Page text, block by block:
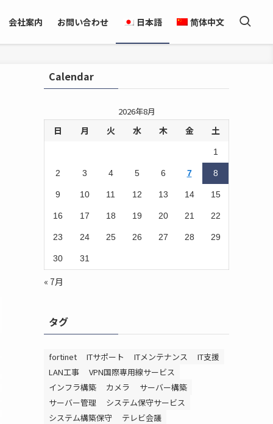
会社案内 お問い合わせ 日本語 简体中文
Calendar
2026年8月
日 月 火 水 木 金 土
1
2 3 4 5 6 7 8
9 10 11 12 13 14 15
16 17 18 19 20 21 22
23 24 25 26 27 28 29
30 31
« 7月
タグ
fortinet ITサポート ITメンテナンス
IT支援
LAN工事
VPN国際専用線サービス
インフラ構築
カメラ
サーバー構築
サーバー管理
システム保守サービス
システム構築保守
テレビ会議